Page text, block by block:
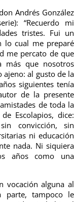
Andrés González
“Recuerdo mi
tristes. Fui un
lo cual me preparé
me percato de que
más que nosotros
ajeno: al gusto de la
siguientes tenía
de la presente
de toda la
Escolapios, dice:
convicción, sin
ni educación
nada. Ni siquiera
años como una
vocación alguna al
parte, tampoco le